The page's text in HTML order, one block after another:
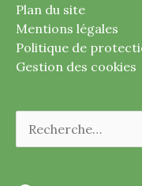
Plan du site
Mentions légales
Politique de
Gestion des cookies